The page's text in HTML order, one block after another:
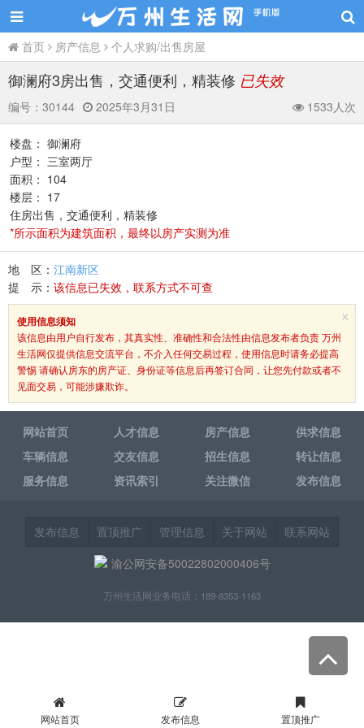
首页 房产信息 个人求购/出售房屋
御澜府3房出售，交通便利，精装修 已失效
编号： 30144 2025年3月31日 1533人次
楼盘： 御澜府
户型： 三室两厅
面积： 104
楼层： 17
住房出售，交通便利，精装修
*所示面积为建筑面积，最终以房产实测为准
地 区： 江南新区
提 示： 该信息已失效，联系方式不可查
×
使用信息须知
该信息由用户自行发布，其真实性、准确性和合法性由信息发布者负责 万州
生活网仅提供信息交流平台，不介入任何交易过程，使用信息时请务必提高
警惕 请确认房东的房产证、身份证等信息后再签订合同，让您先付款或者不
见面交易，可能涉嫌欺诈。
网站首页 人才信息 房产信息
供求信息
车辆信息
交友信息 招生信息
转让信息
服务信息
资讯索引 关注微信 发布信息
发布信息 置顶推广 管理信息 关于网站
联系网站
渝公网安备50022802000406号
万州生活网业务电话：189-8353-1163
网站首页 发布信息 置顶推广